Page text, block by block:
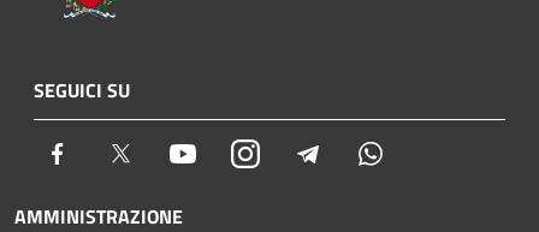
SEGUICI SU
Facebook Twitter YoutubeInstagram Telegram
AMMINISTRAZIONE